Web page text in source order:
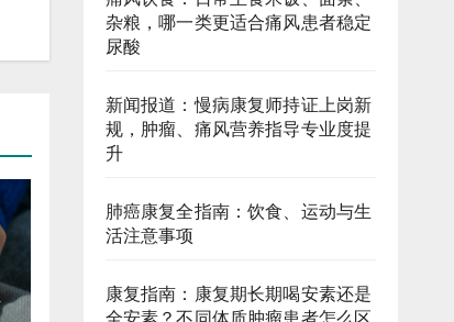
杂粮，哪一类更适合痛风患者稳定
尿酸
新闻报道：慢病康复师持证上岗新
规，肿瘤、痛风营养指导专业度提
升
肺癌康复全指南：饮食、运动与生
活注意事项
康复指南：康复期长期喝安素还是
全安素？不同体质肿瘤患者怎么区